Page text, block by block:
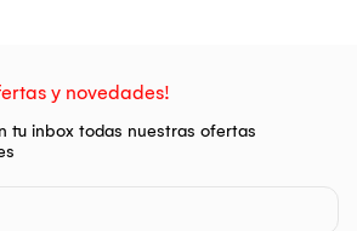
y novedades!
tu inbox todas nuestras ofertas